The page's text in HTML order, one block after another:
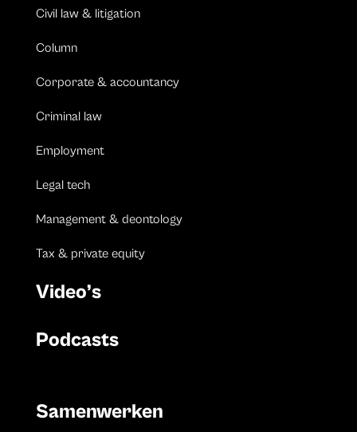
Civil law & litigation
Column
Corporate & accountancy
Criminal law
Employment
Legal tech
Management & deontology
Tax & private equity
Video’s
Podcasts
Samenwerken